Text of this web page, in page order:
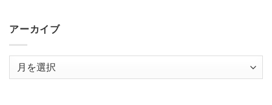
アーカイブ
ー